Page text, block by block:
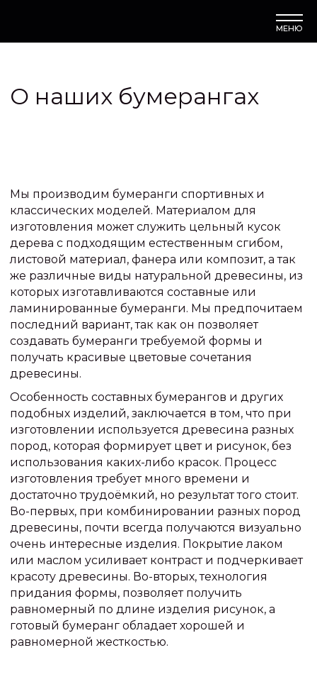
МЕНЮ
О наших бумерангах
Мы производим бумеранги спортивных и
классических моделей. Материалом для
изготовления может служить цельный кусок
дерева с подходящим естественным сгибом,
листовой материал, фанера или композит, а так
же различные виды натуральной древесины, из
которых изготавливаются составные или
ламинированные бумеранги. Мы предпочитаем
последний вариант, так как он позволяет
создавать бумеранги требуемой формы и
получать красивые цветовые сочетания
древесины.
Особенность составных бумерангов и других
подобных изделий, заключается в том, что при
изготовлении используется древесина разных
пород, которая формирует цвет и рисунок, без
использования каких-либо красок. Процесс
изготовления требует много времени и
достаточно трудоёмкий, но результат того стоит.
Во-первых, при комбинировании разных пород
древесины, почти всегда получаются визуально
очень интересные изделия. Покрытие лаком
или маслом усиливает контраст и подчеркивает
красоту древесины. Во-вторых, технология
придания формы, позволяет получить
равномерный по длине изделия рисунок, а
готовый бумеранг обладает хорошей и
равномерной жесткостью.